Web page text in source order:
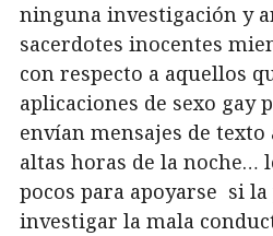
ninguna investigación y
sacerdotes inocentes
con respecto a aquellos
aplicaciones de sexo gay
envían mensajes de texto
altas horas de la noche…
pocos para apoyarse si
investigar la mala